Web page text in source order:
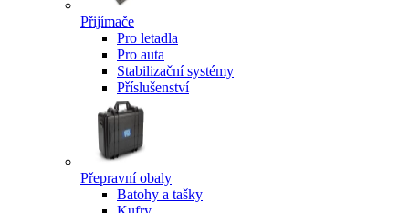
Přijímače
Pro letadla
Pro auta
Stabilizační systémy
Příslušenství
Přepravní obaly
Batohy a tašky